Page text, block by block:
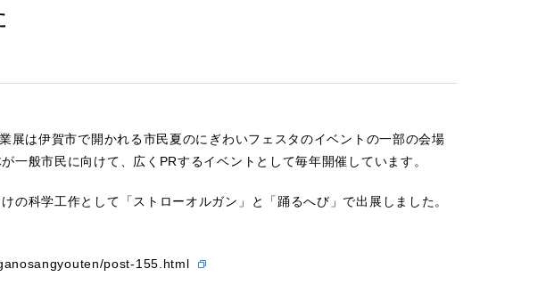
展は伊賀市で開かれる市民夏のにぎわいフェスタのイベントの一部の会場
一般市民に向けて、広くPRするイベントとして毎年開催しています。
の科学工作として「ストローオルガン」と「踊るへび」で出展しました。
post-155.html